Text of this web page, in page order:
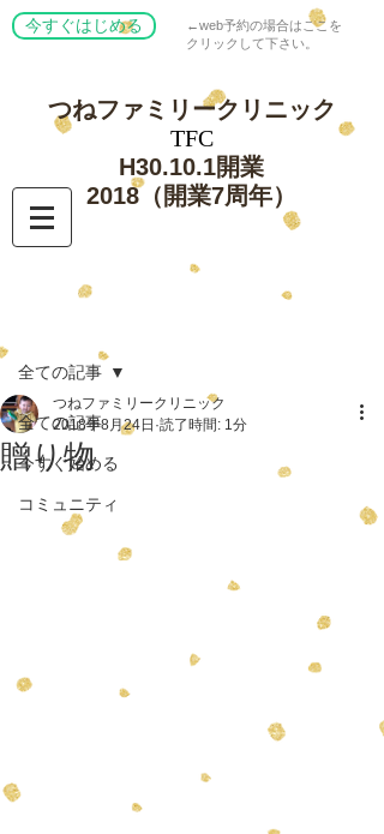
今すぐはじめる
←web予約の場合はここを
クリックして下さい。
つねファミリークリニック
​TFC
​H30.10.1開業
​2018（開業7周年）
全ての記事
今すぐ始める
コミュニティ
全ての記事
贈り物
つねファミリークリニック
2018年8月24日 読了時間: 1分